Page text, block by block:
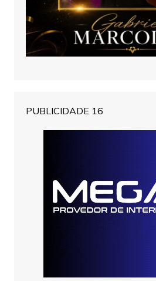
PUBLICIDADE 16